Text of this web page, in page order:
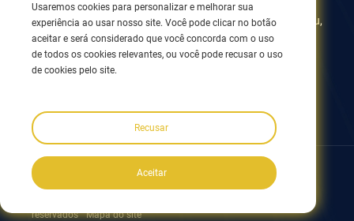
12º Edifício, No.9 Xingyang Road, Wuxi 214082, JiangSu,
China
0086 510 8580 8562
0086 152 5144 1199
Siga-nos:
reservados Mapa do site
Usaremos cookies para personalizar e melhorar sua
experiência ao usar nosso site. Você pode clicar no botão
aceitar e será considerado que você concorda com o uso
de todos os cookies relevantes, ou você pode recusar o uso
de cookies pelo site.
Recusar
Aceitar